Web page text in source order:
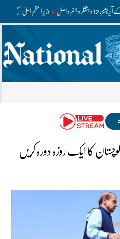
جہنم واصل وزیراعظم اعلیٰ سطح
کا ایک روزہ دورہ کریں